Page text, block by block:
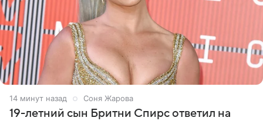
14 минут назад Соня Жарова
19-летний сын Бритни Спирс ответил на